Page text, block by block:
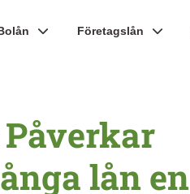
Företagslån
lån en